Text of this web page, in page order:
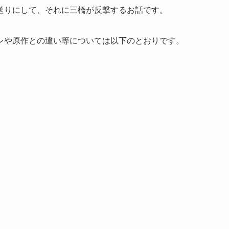
にして、それに三橋が反撃するお話です。
原作との違い等については以下のとおりです。